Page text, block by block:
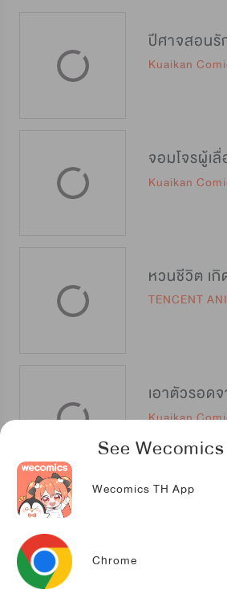
See
Wecomics TH App
Chrome
ปีศาจสอนรั
Kuaikan
จอมโจรผู้เ
Kuaikan
หวนชีวิต เกิ
TENCENT
Kuaikan
หนึ่งปราร